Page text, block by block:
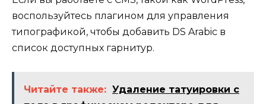
воспользуйтесь плагином для управления
типографикой, чтобы добавить DS Arabic в
список доступных гарнитур.
Читайте также: Удаление татуировки с